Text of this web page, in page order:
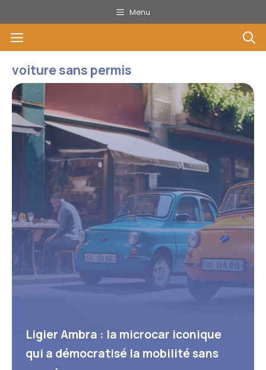
au
contenu
Menu
Menu
voiture sans permis
Ligier Ambra : la microcar iconique
qui a démocratisé la mobilité sans